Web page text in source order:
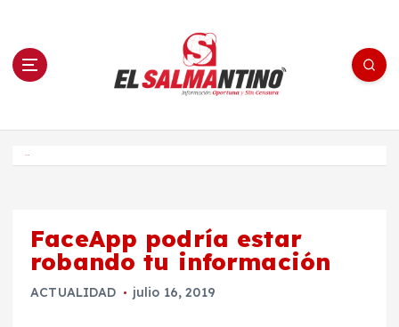
n El Salmantino - medios/noticias/editorial
FaceApp podría estar
robando tu información
ACTUALIDAD julio 16, 2019